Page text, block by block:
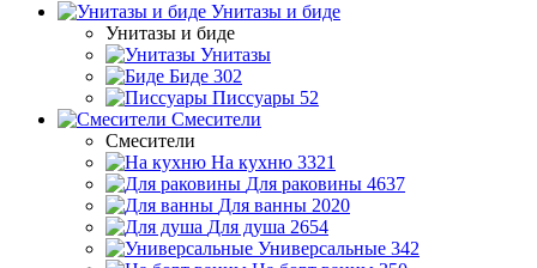
Унитазы и биде
Унитазы и биде
Унитазы
Биде 302
Писсуары 52
Смесители
Смесители
На кухню 3321
Для раковины 4637
Для ванны 2020
Для душа 2654
Универсальные 342